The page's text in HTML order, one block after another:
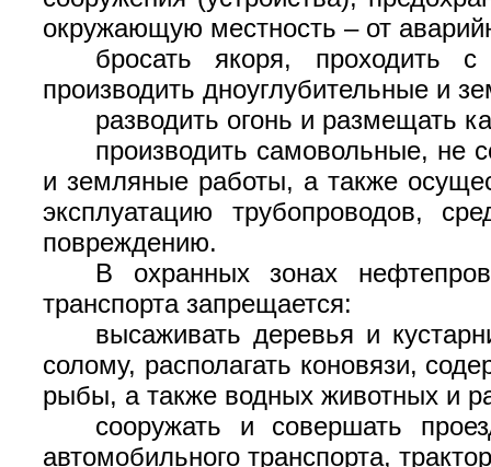
окружающую местность – от
бросать якоря, проходить
производить дноуглубительные и
разводить огонь и размещать
производить самовольные, не
и земляные работы, а также
эксплуатацию трубопроводов,
повреждению.
В охранных зонах
транспорта запрещается:
высаживать деревья и
солому, располагать коновязи,
рыбы, а также водных животных и
сооружать и совершать
автомобильного транспорта,